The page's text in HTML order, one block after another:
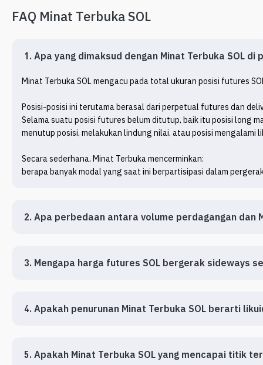
FAQ Minat Terbuka SOL
1. Apa yang dimaksud dengan Minat Terbuka SOL
Minat Terbuka SOL mengacu pada total ukuran posisi futures
Posisi-posisi ini terutama berasal dari perpetual futures dan
Selama suatu posisi futures belum ditutup, baik itu posisi long
menutup posisi, melakukan lindung nilai, atau posisi mengalami
Secara sederhana, Minat Terbuka mencerminkan:
berapa banyak modal yang saat ini berpartisipasi dalam
2. Apa perbedaan antara volume perdagangan dan
3. Mengapa harga futures SOL bergerak sideways
4. Apakah penurunan Minat Terbuka SOL berarti
5. Apakah Minat Terbuka SOL yang mencapai titik